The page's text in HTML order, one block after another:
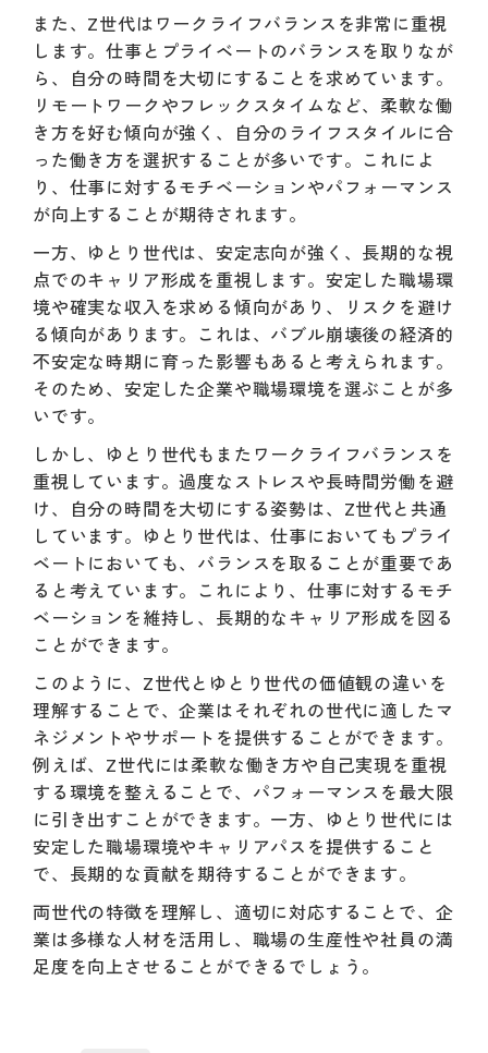
また、Z世代はワークライフバランスを非常に重視
します。仕事とプライベートのバランスを取りなが
ら、自分の時間を大切にすることを求めています。
リモートワークやフレックスタイムなど、柔軟な働
き方を好む傾向が強く、自分のライフスタイルに合
った働き方を選択することが多いです。これによ
り、仕事に対するモチベーションやパフォーマンス
が向上することが期待されます。
一方、ゆとり世代は、安定志向が強く、長期的な視
点でのキャリア形成を重視します。安定した職場環
境や確実な収入を求める傾向があり、リスクを避け
る傾向があります。これは、バブル崩壊後の経済的
不安定な時期に育った影響もあると考えられます。
そのため、安定した企業や職場環境を選ぶことが多
いです。
しかし、ゆとり世代もまたワークライフバランスを
重視しています。過度なストレスや長時間労働を避
け、自分の時間を大切にする姿勢は、Z世代と共通
しています。ゆとり世代は、仕事においてもプライ
ベートにおいても、バランスを取ることが重要であ
ると考えています。これにより、仕事に対するモチ
ベーションを維持し、長期的なキャリア形成を図る
ことができます。
このように、Z世代とゆとり世代の価値観の違いを
理解することで、企業はそれぞれの世代に適したマ
ネジメントやサポートを提供することができます。
例えば、Z世代には柔軟な働き方や自己実現を重視
する環境を整えることで、パフォーマンスを最大限
に引き出すことができます。一方、ゆとり世代には
安定した職場環境やキャリアパスを提供すること
で、長期的な貢献を期待することができます。
両世代の特徴を理解し、適切に対応することで、企
業は多様な人材を活用し、職場の生産性や社員の満
足度を向上させることができるでしょう。